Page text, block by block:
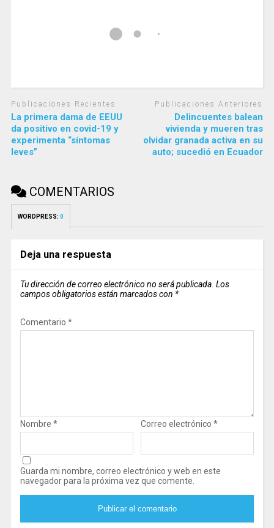
Publicaciones Recientes
La primera dama de EEUU
da positivo en covid-19 y
experimenta “síntomas
leves”
Publicaciones Anteriores
Delincuentes balean
vivienda y mueren tras
olvidar granada activa en su
auto; sucedió en Ecuador
COMENTARIOS
WORDPRESS: 0
Deja una respuesta
Tu dirección de correo electrónico no será publicada. Los
campos obligatorios están marcados con *
Comentario *
Nombre * Correo electrónico *
Guarda mi nombre, correo electrónico y web en este
navegador para la próxima vez que comente.